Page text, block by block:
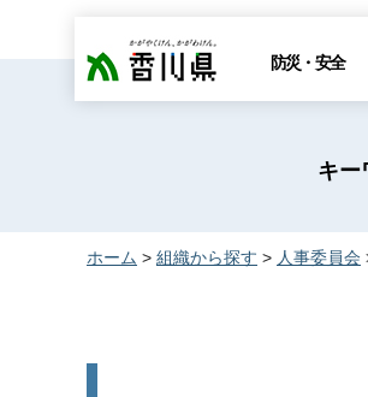
香川県 防災・安全
キー
ホーム > 組織から探す > 人事委員会